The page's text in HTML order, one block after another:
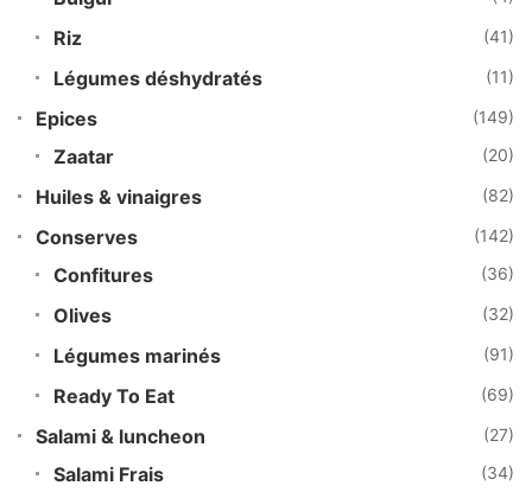
Riz (41)
Légumes déshydratés (11)
Epices (149)
Zaatar (20)
Huiles & vinaigres (82)
Conserves (142)
Confitures (36)
Olives (32)
Légumes marinés (91)
Ready To Eat (69)
Salami & luncheon (27)
Salami Frais (34)